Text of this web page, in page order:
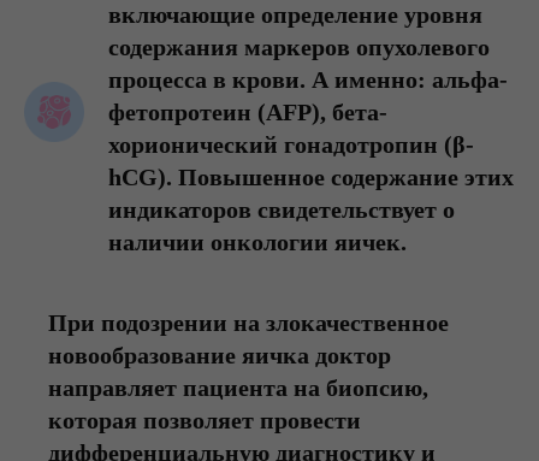
включающие определение уровня
содержания маркеров опухолевого
процесса в крови. А именно: альфа-
фетопротеин (AFP), бета-
хорионический гонадотропин (β-
hCG). Повышенное содержание этих
индикаторов свидетельствует о
наличии онкологии яичек.
При подозрении на злокачественное
новообразование яичка доктор
направляет пациента на биопсию,
которая позволяет провести
дифференциальную диагностику и